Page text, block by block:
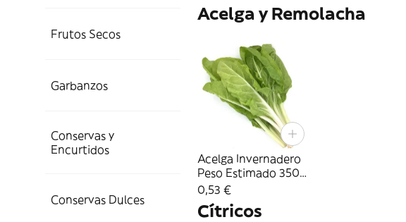
Frutos Secos
Garbanzos
Conservas y
Encurtidos
Conservas Dulces
Acelga y Remolacha
Acelga Invernadero
Peso Estimado 350
Gr.
0,53 €
Cítricos